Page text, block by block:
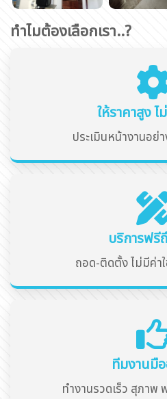
ทำไมต้องเลือกเรา..?
ให้ราคาสูง ไ
ประเมินหน้างานอย่
บริการฟรี
ถอด-ติดตั้ง ไม่มีค่า
ทีมงานมื
ทำงานรวดเร็ว สุภาพ